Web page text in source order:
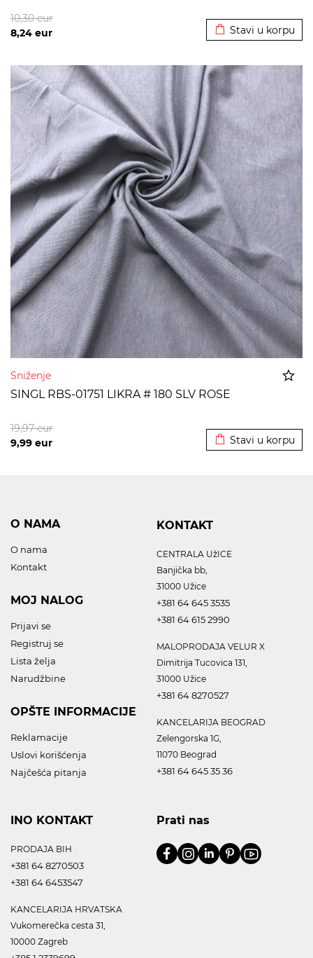
8,24 eur
10,30eur
Stavi u korpu
Sniženje
SINGL RBS-01751 LIKRA # 180 SLV ROSE
9,99 eur
19,97eur
Stavi u korpu
O NAMA
O nama
Kontakt
MOJ NALOG
Prijavi se
Registruj se
Lista želja
Narudžbine
OPŠTE INFORMACIJE
Reklamacije
Uslovi korišćenja
Najčešća pitanja
KONTAKT
CENTRALA UžICE
Banjička bb,
31000 Užice
+381 64 645 3535
+381 64 615 2990
MALOPRODAJA VELUR X
Dimitrija Tucovica 131,
31000 Užice
+381 64 8270527
KANCELARIJA BEOGRAD
Zelengorska 1G,
11070 Beograd
+381 64 645 35 36
INO KONTAKT
PRODAJA BIH
+381 64 8270503
+381 64 6453547
KANCELARIJA HRVATSKA
Vukomerečka cesta 31,
10000 Zagreb
Prati nas